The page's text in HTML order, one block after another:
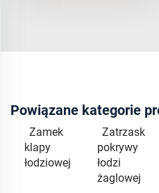
Powiązane kategorie
Zamek
klapy
łodziowej
Zatrzask
pokrywy
łodzi
żaglowej